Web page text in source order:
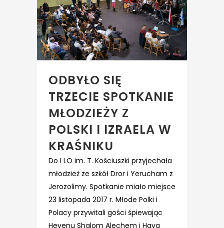
ODBYŁO SIĘ
TRZECIE SPOTKANIE
MŁODZIEŻY Z
POLSKI I IZRAELA W
KRAŚNIKU
Do I LO im. T. Kościuszki przyjechała
młodzież ze szkół Dror i Yerucham z
Jerozolimy. Spotkanie miało miejsce
23 listopada 2017 r. Młode Polki i
Polacy przywitali gości śpiewając
Hevenu Shalom Alechem i Hava